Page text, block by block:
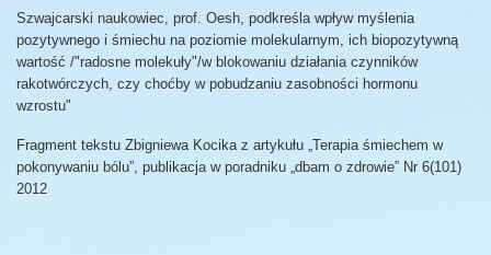
Szwajcarski naukowiec, prof. Oesh, podkreśla wpływ myślenia
pozytywnego i śmiechu na poziomie molekularnym, ich biopozytywną
wartość /"radosne molekuły"/w blokowaniu działania czynników
rakotwórczych, czy choćby w pobudzaniu zasobności hormonu
wzrostu"
Fragment tekstu Zbigniewa Kocika z artykułu „Terapia śmiechem w
pokonywaniu bólu”, publikacja w poradniku „dbam o zdrowie” Nr 6(101)
2012